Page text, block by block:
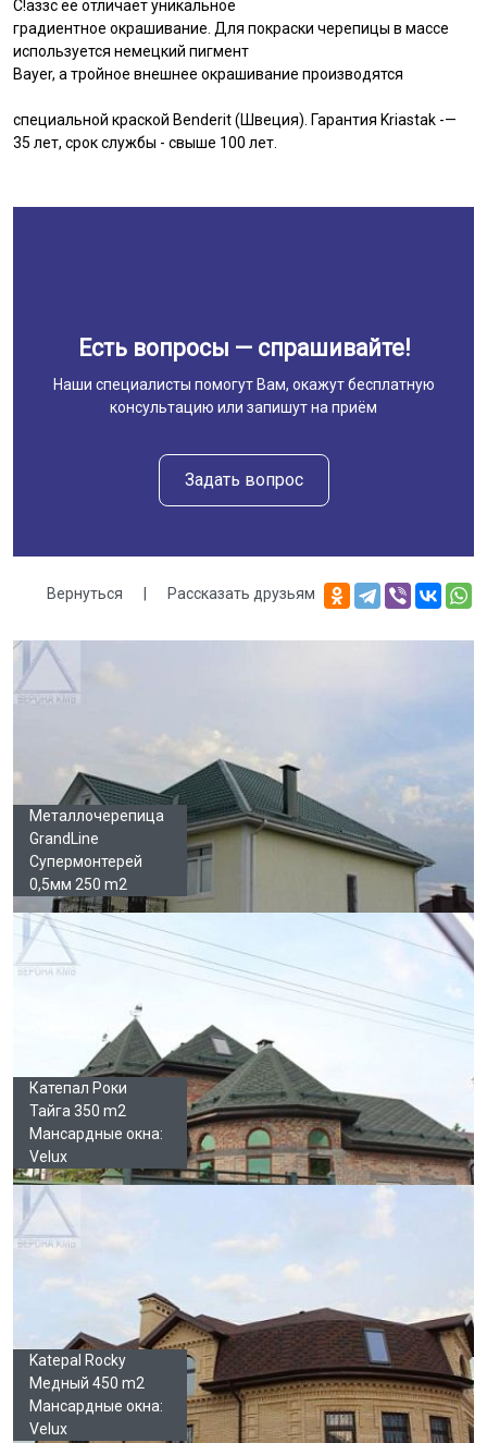
С!аззс ее отличает уникальное
градиентное окрашивание. Для покраски черепицы в массе
используется немецкий пигмент
Bayer, а тройное внешнее окрашивание производятся
специальной краской Benderit (Швеция). Гарантия Kriastak -—
35 лет, срок службы - свыше 100 лет.
Есть вопросы — спрашивайте!
Наши специалисты помогут Вам, окажут бесплатную
консультацию или запишут на приём
Задать вопрос
Вернуться | Рассказать друзьям
Галерея
Металлочерепица
GrandLine
Супермонтерей
0,5мм 250 m2
Катепал Роки
Тайга 350 m2
Мансардные окна:
Velux
Katepal Rocky
Медный 450 m2
Мансардные окна:
Velux